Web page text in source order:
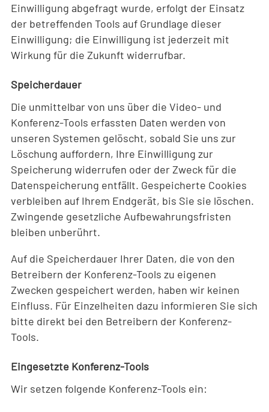
Einwilligung abgefragt wurde, erfolgt der Einsatz
der betreffenden Tools auf Grundlage dieser
Einwilligung; die Einwilligung ist jederzeit mit
Wirkung für die Zukunft widerrufbar.
Speicherdauer
Die unmittelbar von uns über die Video- und
Konferenz-Tools erfassten Daten werden von
unseren Systemen gelöscht, sobald Sie uns zur
Löschung auffordern, Ihre Einwilligung zur
Speicherung widerrufen oder der Zweck für die
Datenspeicherung entfällt. Gespeicherte Cookies
verbleiben auf Ihrem Endgerät, bis Sie sie löschen.
Zwingende gesetzliche Aufbewahrungsfristen
bleiben unberührt.
Auf die Speicherdauer Ihrer Daten, die von den
Betreibern der Konferenz-Tools zu eigenen
Zwecken gespeichert werden, haben wir keinen
Einfluss. Für Einzelheiten dazu informieren Sie sich
bitte direkt bei den Betreibern der Konferenz-
Tools.
Eingesetzte Konferenz-Tools
Wir setzen folgende Konferenz-Tools ein: